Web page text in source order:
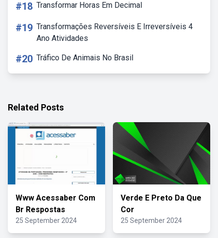
#18 Transformar Horas Em Decimal
#19 Transformações Reversíveis E Irreversíveis 4
Ano Atividades
#20 Tráfico De Animais No Brasil
Related Posts
Www Acessaber Com
Br Respostas
25 September 2024
Verde E Preto Da Que
Cor
25 September 2024